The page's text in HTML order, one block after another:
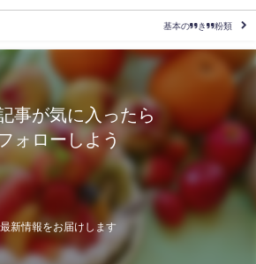
基本の”き”粉類
事が気に入ったら
ォローしよう
最新情報をお届けします